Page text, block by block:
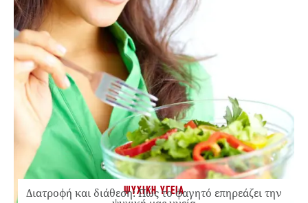
ΨΥΧΙΚΗ ΥΓΕΙΑ
Διατροφή και διάθεση: Πώς το φαγητό επηρεάζει την